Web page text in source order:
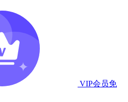
VIP会员免